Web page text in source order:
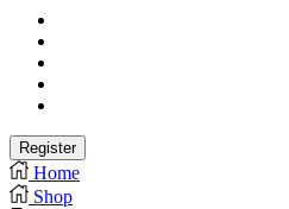
Home
Shop